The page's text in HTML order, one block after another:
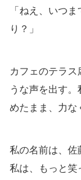
「ねえ、いつ
り？」
カフェのテラス
うな声を出す
めたまま、力な
私の名前は、佐
私は、もっと笑